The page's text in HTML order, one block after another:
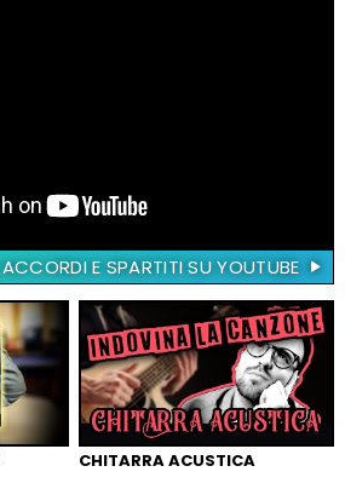
E SPARTITI SU YOUTUBE
CHITARRA ACUSTICA